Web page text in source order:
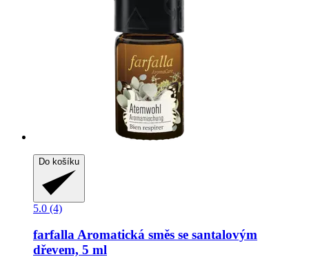
Do košíku
5.0 (4)
farfallaAromatická směs se santalovým
dřevem, 5 ml